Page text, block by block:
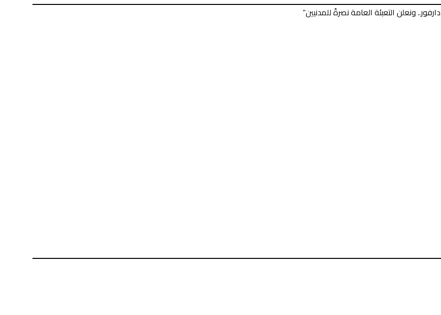
ونعلن التعبئة العامة نصرةً للمدنيين”